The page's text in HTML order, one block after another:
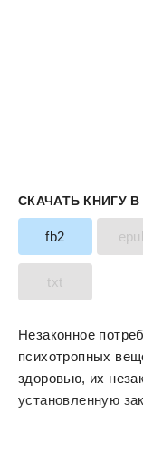
СКАЧАТЬ КНИГУ
fb2
txt
Незаконное
психотропных
здоровью, их
установленную